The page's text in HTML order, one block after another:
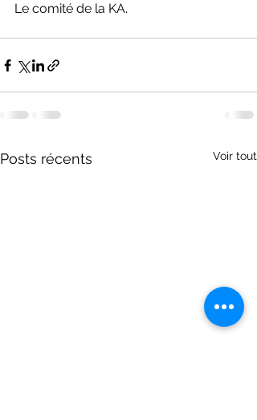
Le comité de la KA.
Posts récents Voir tout